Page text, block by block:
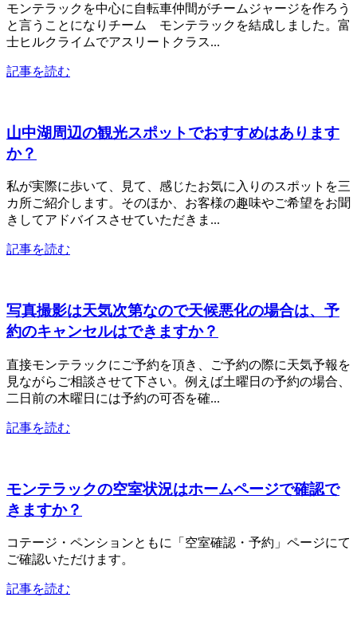
モンテラックを中心に自転車仲間がチームジャージを作ろう
と言うことになりチーム モンテラックを結成しました。富
士ヒルクライムでアスリートクラス...
記事を読む
山中湖周辺の観光スポットでおすすめはあります
か？
私が実際に歩いて、見て、感じたお気に入りのスポットを三
カ所ご紹介します。そのほか、お客様の趣味やご希望をお聞
きしてアドバイスさせていただきま...
記事を読む
写真撮影は天気次第なので天候悪化の場合は、予
約のキャンセルはできますか？
直接モンテラックにご予約を頂き、ご予約の際に天気予報を
見ながらご相談させて下さい。例えば土曜日の予約の場合、
二日前の木曜日には予約の可否を確...
記事を読む
モンテラックの空室状況はホームページで確認で
きますか？
コテージ・ペンションともに「空室確認・予約」ページにて
ご確認いただけます。
記事を読む